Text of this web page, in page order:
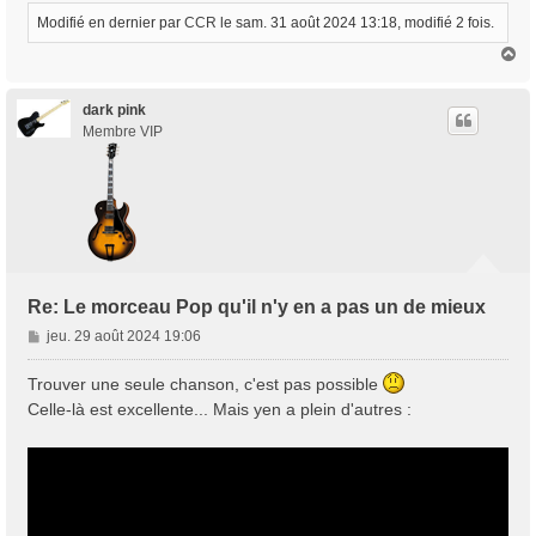
Modifié en dernier par CCR le sam. 31 août 2024 13:18, modifié 2 fois.
dark pink
Membre VIP
Re: Le morceau Pop qu'il n'y en a pas un de mieux
M
e
s
jeu. 29 août 2024 19:06
Trouver une seule chanson, c'est pas possible
Celle-là est excellente... Mais yen a plein d'autres :